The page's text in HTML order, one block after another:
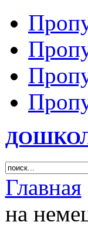
Главная
на